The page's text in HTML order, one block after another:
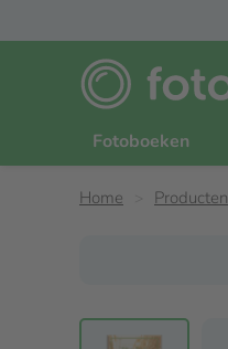
Fotoboeken
Home Producten